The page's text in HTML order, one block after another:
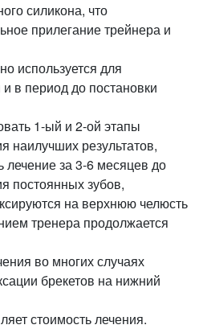
силикона, что
прилегание трейнера и
используется для
в период до постановки
1-ый и 2-ой этапы
наилучших результатов,
лечение за 3-6 месяцев до
постоянных зубов,
на верхнюю челюсть
тренера продолжается
во многих случаях
брекетов на нижний
стоимость лечения.